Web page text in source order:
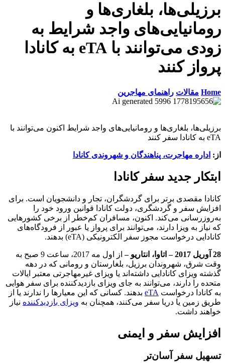
برزیلی‌ها، بلغاری‌ها و
رومانیایی‌های واجد شرایط به
زودی می‌توانند با eTA به کانادا
پرواز کنند
Home مقالات راهنمای مهاجرین
برزیلی‌ها، بلغاری‌ها و رومانیایی‌های واجد شرایط اکنون می‌توانند با
eTA به کانادا سفر کنند
از: اداره مهاجرت، پناهندگان و شهروندی کانادا
ابتکار جدید سفر کانادا
کانادا مقصدی برتر برای گردشگران، تجار و دانشجویان است. برای
افزایش سفر و گردشگری، دولت کانادا قوانین ورود خود را
به‌روزرسانی می‌کند. اکنون، مسافران کم‌خطر از برخی کشورهایی
که نیاز به ویزا دارند، می‌توانند برای پرواز یا عبور از فرودگاه‌های
کانادایی درخواست مجوز سفر الکترونیکی (eTA) بدهند.
28 آوریل 2017 – اتاوا، انتاریو –
از اول مه 2017، ساعت 9 صبح به
وقت شرق، شهروندان برزیل، بلغارستان و رومانی که در دهه
گذشته ویزای کانادایی داشته‌اند یا ویزای غیرمهاجرتی معتبر ایالات
متحده را دارند، می‌توانند به جای ویزای بازدیدکننده برای سفر هوایی
به کانادا درخواست eTA بدهند. کسانی که این معیارها را ندارند یا از
طریق زمین یا دریا سفر می‌کنند، همچنان به ویزای بازدیدکننده نیاز
خواهند داشت.
افزایش سفر و ایمنی
تسهیل سفر آسان‌تر